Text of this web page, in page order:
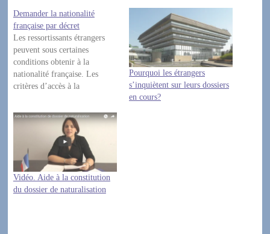
Demander la nationalité
française par décret
Les ressortissants étrangers
peuvent sous certaines
conditions obtenir à la
nationalité française. Les
critères d’accès à la
territoire français, ces critères
sont définis dans le Code civil
français. En revanche, la
procédure à suivre pour
demander la nationalité
française est sensiblement…
Pourquoi les étrangers
s’inquiètent sur leurs dossiers
en cours?
Vidéo. Aide à la constitution
du dossier de naturalisation